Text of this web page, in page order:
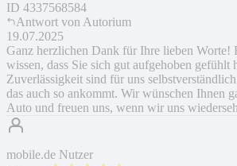
ID 4337568584
Antwort von Autorium
19.07.2025
Ganz herzlichen Dank für Ihre lieben Worte!
wissen, dass Sie sich gut aufgehoben gefühlt
Zuverlässigkeit sind für uns
das auch so ankommt. Wir wünschen Ihnen
Auto und freuen uns, wenn wir uns
mobile.de Nutzer